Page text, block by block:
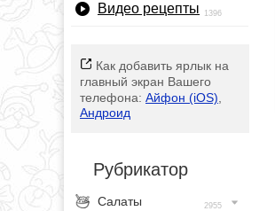
Видео рецепты 1396
Как добавить ярлык на
главный экран Вашего
телефона: Айфон (iOS)
Андроид
Рубрикатор
Салаты 2955